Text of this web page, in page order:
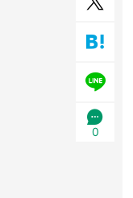
0